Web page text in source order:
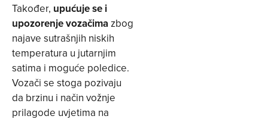
Također, upućuje se i
upozorenje vozačimazbog
najave sutrašnjih niskih
temperatura u jutarnjim
satima i moguće poledice.
Vozači se stoga pozivaju
da brzinu i način vožnje
prilagode uvjetima na